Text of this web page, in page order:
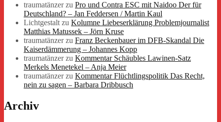
traumatänzerzu Pro und Contra ESC mit Naidoo Der für
Deutschland? – Jan Feddersen / Martin Kaul
Lichtgestaltzu Kolumne Liebeserklärung Problemjournalist
Matthias Matussek – Jörn Kruse
traumatänzerzu Franz Beckenbauer im DFB-Skandal Die
Kaiserdämmerung – Johannes Kopp
traumatänzerzu Kommentar Schäubles Lawinen-Satz
Merkels Menetekel – Anja Meier
traumatänzerzu Kommentar Flüchtlingspolitik Das Recht,
nein zu sagen – Barbara Dribbusch
Archiv